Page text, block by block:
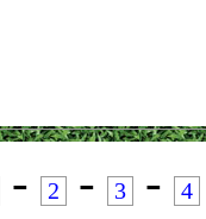
- 2 - 3 - 4